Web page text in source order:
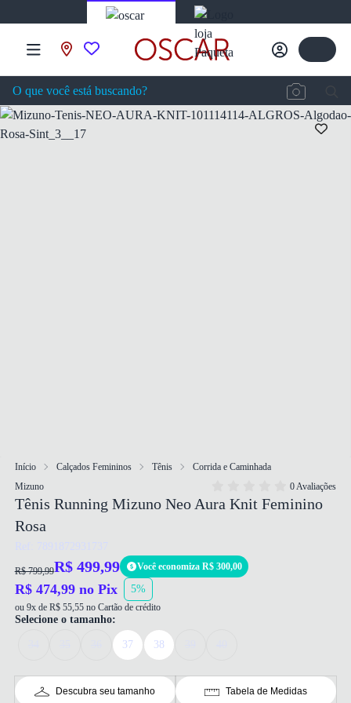
Início Calçados Femininos Tênis
Corrida e Caminhada
Mizuno
0 Avaliações
Tênis Running Mizuno Neo Aura Knit Feminino
Rosa
Ref: 7891872931737
R$ 799,99R$ 499,99 Você economiza R$ 300,00
R$ 474,99 no Pix 5%
ou 9x de R$ 55,55 no Cartão de crédito
Selecione o tamanho:
37 38
Descubra seu tamanho Tabela de Medidas